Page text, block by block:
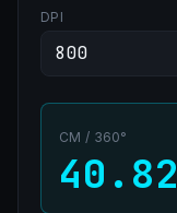
DPI
CM / 360°
40.82